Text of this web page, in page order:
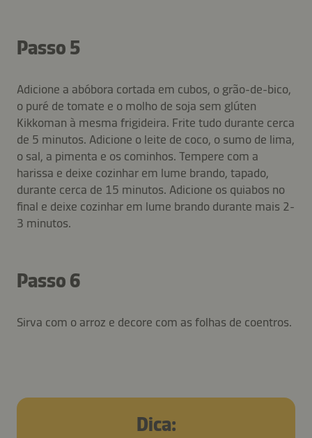
Passo 5
Adicione a abóbora cortada em cubos, o grão-de-bico,
o puré de tomate e o molho de soja sem glúten
Kikkoman à mesma frigideira. Frite tudo durante cerca
de 5 minutos. Adicione o leite de coco, o sumo de lima,
o sal, a pimenta e os cominhos. Tempere com a
harissa e deixe cozinhar em lume brando, tapado,
durante cerca de 15 minutos. Adicione os quiabos no
final e deixe cozinhar em lume brando durante mais 2-
3 minutos.
Passo 6
Sirva com o arroz e decore com as folhas de coentros.
Dica: